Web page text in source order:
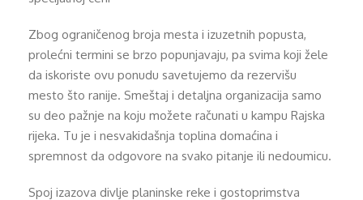
Zbog ograničenog broja mesta i izuzetnih popusta,
prolećni termini se brzo popunjavaju, pa svima koji žele
da iskoriste ovu ponudu savetujemo da rezervišu
mesto što ranije. Smeštaj i detaljna organizacija samo
su deo pažnje na koju možete računati u kampu Rajska
rijeka. Tu je i nesvakidašnja toplina domaćina i
spremnost da odgovore na svako pitanje ili nedoumicu.
Spoj izazova divlje planinske reke i gostoprimstva